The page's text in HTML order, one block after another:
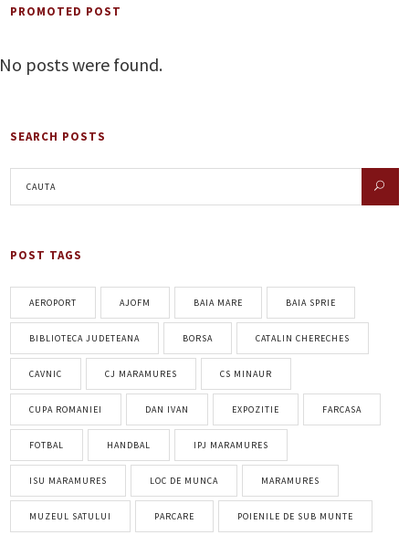
PROMOTED POST
No posts were found.
SEARCH POSTS
POST TAGS
AEROPORT AJOFM BAIA MARE BAIA SPRIE
BIBLIOTECA JUDETEANA BORSA CATALIN CHERECHES
CAVNIC CJ MARAMURES CS MINAUR
CUPA ROMANIEI DAN IVAN EXPOZITIE FARCASA
FOTBAL HANDBAL IPJ MARAMURES
ISU MARAMURES LOC DE MUNCA MARAMURES
MUZEUL SATULUI PARCARE POIENILE DE SUB MUNTE